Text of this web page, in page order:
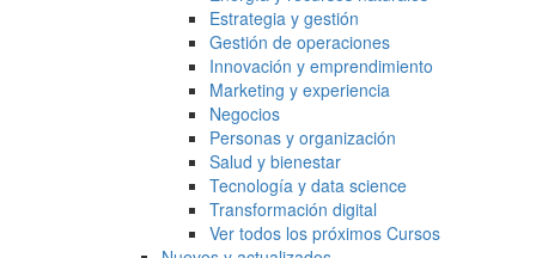
Estrategia y gestión
Gestión de operaciones
Innovación y emprendimiento
Marketing y experiencia
Negocios
Personas y organización
Salud y bienestar
Tecnología y data science
Transformación digital
Ver todos los próximos Cursos